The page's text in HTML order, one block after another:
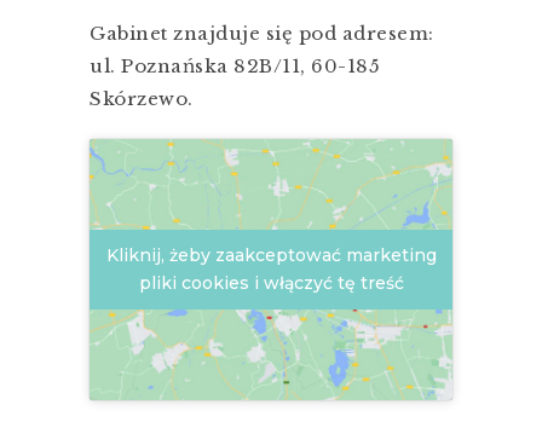
Gabinet znajduje się pod adresem:
ul. Poznańska 82B/11, 60-185
Skórzewo.
Kliknij, żeby zaakceptować marketing
pliki cookies i włączyć tę treść